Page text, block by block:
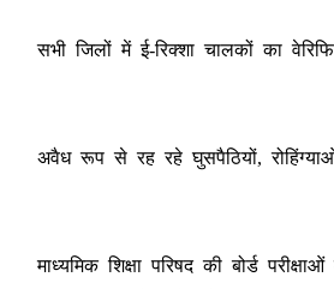
सभी जिलों में ई-रिक्शा चालकों का
अवैध रूप से रह रहे घुसपैठियों,
माध्यमिक शिक्षा परिषद की बोर्ड